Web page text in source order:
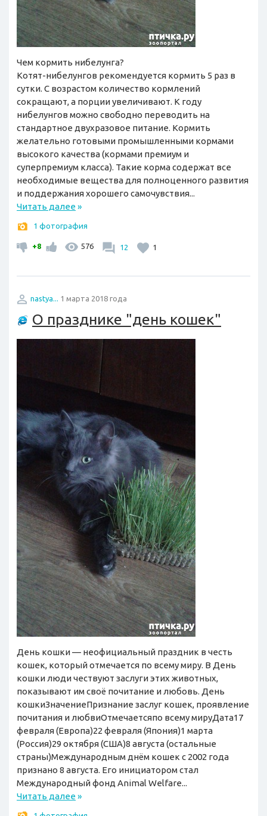
Чем кормить нибелунга?
Котят-нибелунгов рекомендуется кормить 5 раз в
сутки. С возрастом количество кормлений
сокращают, а порции увеличивают. К году
нибелунгов можно свободно переводить на
стандартное двухразовое питание. Кормить
желательно готовыми промышленными кормами
высокого качества (кормами премиум и
суперпремиум класса). Такие корма содержат все
необходимые вещества для полноценного развития
и поддержания хорошего самочувствия...
Читать далее»
1 фотография
+8 576 12 1
nastya... 1 марта 2018 года
О празднике "день кошек"
День кошки — неофициальный праздник в честь
кошек, который отмечается по всему миру. В День
кошки люди чествуют заслуги этих животных,
показывают им своё почитание и любовь. День
кошкиЗначениеПризнание заслуг кошек, проявление
почитания и любвиОтмечаетсяпо всему мируДата17
февраля (Европа)22 февраля (Япония)1 марта
(Россия)29 октября (США)8 августа (остальные
страны)Международным днём кошек с 2002 года
признано 8 августа. Его инициатором стал
Международный фонд Animal Welfare...
Читать далее»